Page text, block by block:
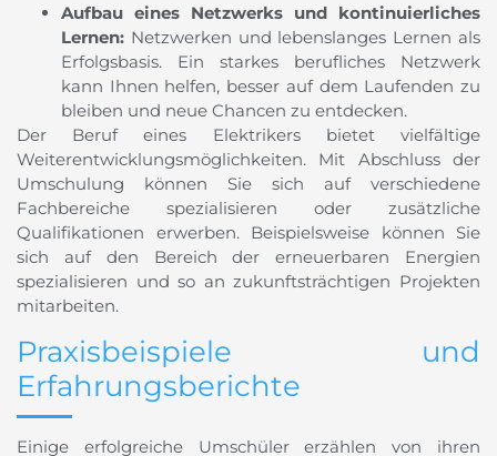
Aufbau eines Netzwerks und kontinuierliches
Lernen: Netzwerken und lebenslanges Lernen als
Erfolgsbasis. Ein starkes berufliches Netzwerk
kann Ihnen helfen, besser auf dem Laufenden zu
bleiben und neue Chancen zu entdecken.
Der Beruf eines Elektrikers bietet vielfältige
Weiterentwicklungsmöglichkeiten. Mit Abschluss der
Umschulung können Sie sich auf verschiedene
Fachbereiche spezialisieren oder zusätzliche
Qualifikationen erwerben. Beispielsweise können Sie
sich auf den Bereich der erneuerbaren Energien
spezialisieren und so an zukunftsträchtigen Projekten
mitarbeiten.
Praxisbeispiele und
Erfahrungsberichte
Einige erfolgreiche Umschüler erzählen von ihren